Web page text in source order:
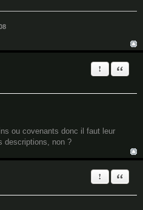
Report this
Quote
ou covenants donc il faut leur
descriptions, non ?
Report this
Quote